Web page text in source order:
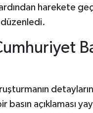
harekete
düzenledi.
basın açıklaması